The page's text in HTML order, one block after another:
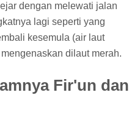
dengan melewati jalan
lagi seperti yang
kesemula (air laut
dilaut merah.
Fir'un dan